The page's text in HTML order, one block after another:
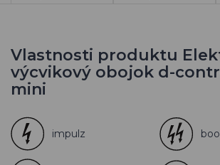
Vlastnosti produktu
výcvikový obojok d-
mini
impulz